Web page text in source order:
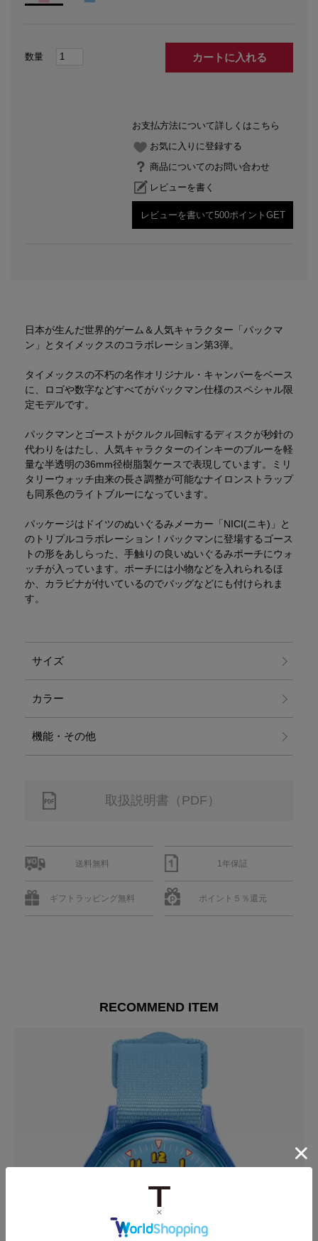
カートに入れる
お支払方法について詳しくはこちら
お気に入りに登録する
商品についてのお問い合わせ
レビューを書く
レビューを書いて500ポイントGET
日本が生んだ世界的ゲーム＆人気キャラクター「パックマ
ン」とタイメックスのコラボレーション第3弾。
タイメックスの不朽の名作オリジナル・キャンパーをベース
に、ロゴや数字などすべてがパックマン仕様のスペシャル限
定モデルです。
パックマンとゴーストがクルクル回転するディスクが秒針の
代わりをはたし、人気キャラクターのインキーのブルーを軽
量な半透明の36mm径樹脂製ケースで表現しています。ミリ
タリーウォッチ由来の長さ調整が可能なナイロンストラップ
も同系色のライトブルーになっています。
パッケージはドイツのぬいぐるみメーカー「NICI(ニキ)」と
のトリプルコラボレーション！パックマンに登場するゴース
トの形をあしらった、手触りの良いぬいぐるみポーチにウォ
ッチが入っています。ポーチには小物などを入れられるほ
か、カラビナが付いているのでバッグなどにも付けられま
す。
サイズ
カラー
機能・その他
取扱説明書（PDF）
送料無料 1年保証
ギフトラッピング無料 ポイント５％還元
RECOMMEND ITEM